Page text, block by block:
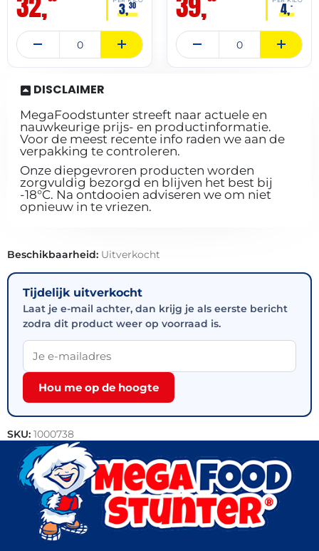
3,30 4,–
DISCLAIMER
MegaFoodstunter streeft naar actuele en
nauwkeurige prijs- en productinformatie.
Voor de meest recente info raden we aan de
verpakking te controleren.
Onze diepgevroren producten worden
zorgvuldig bezorgd en blijven het best bij
-18°C. Na ontdooien adviseren we om niet
opnieuw in te vriezen.
Beschikbaarheid: Uitverkocht
Tijdelijk uitverkocht
Laat je e-mail achter, dan krijg je als eerste bericht
zodra dit product weer op voorraad is.
Hou me op de hoogte
SKU: 1000738
Categorieën:Groente